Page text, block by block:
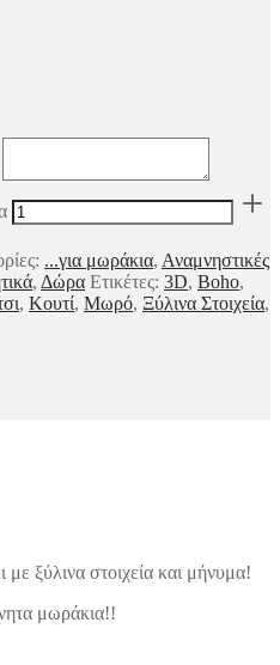
...για μωράκια, Αναμνηστικές
, Δώρα Ετικέτες: 3D, Boho,
, Κουτί, Μωρό, Ξύλινα Στοιχεία,
ξύλινα στοιχεία και μήνυμα!
μωράκια!!